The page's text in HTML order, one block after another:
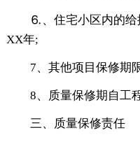
⒍、住宅小区内的给
XX年;
7、其他项目保修期
8、质量保修期自工
三、质量保修责任